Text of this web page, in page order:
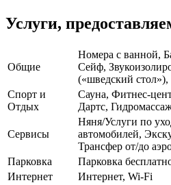
Услуги,
Общие
Номера с ванной,
Сейф,
(«шведский стол»),
Спорт и
Отдых
Сауна, Фитнес-
Дартс,
Сервисы
Няня/Услуги по
автомобилей,
Трансфер от/до
Парковка
Парковка
Интернет
Интернет, Wi-Fi